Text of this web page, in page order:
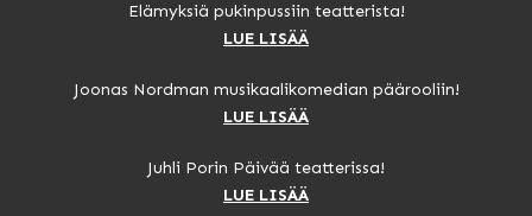
Elämyksiä pukinpussiin teatterista!
LUE LISÄÄ
Joonas Nordman musikaalikomedian päärooliin!
LUE LISÄÄ
Juhli Porin Päivää teatterissa!
LUE LISÄÄ